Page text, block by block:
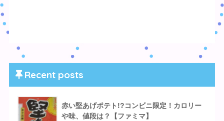
Recent posts
赤い堅あげポテト!?コンビニ限定！カロリー
や味、値段は？【ファミマ】